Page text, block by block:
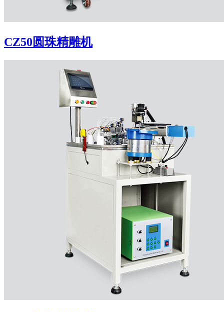
CZ50圆珠精雕机